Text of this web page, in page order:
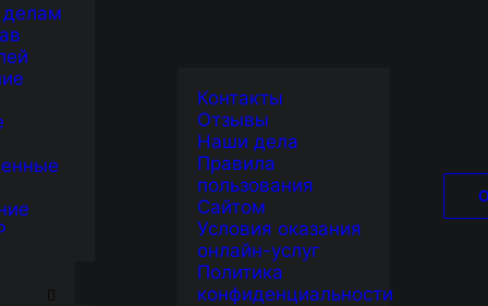
Контакты
Отзывы
Наши дела
Правила
пользования
Сайтом
Условия оказания
онлайн-услуг
Политика
конфиденциальности